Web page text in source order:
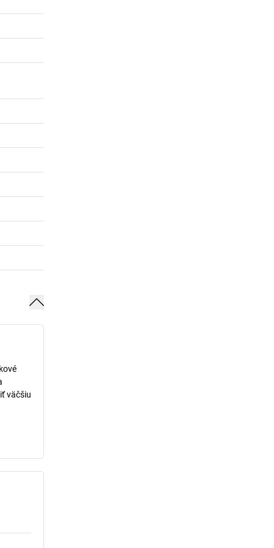
väčšiu